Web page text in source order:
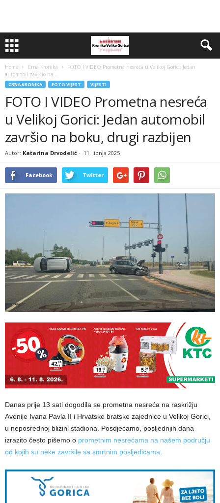
Home Crna Kronika
FOTO I VIDEO Prometna nesreća u Velikoj Gorici: Jedan
automobil završio na...
CRNA KRONIKA FOTO VIJEST VIJESTI
FOTO I VIDEO Prometna nesreća
u Velikoj Gorici: Jedan automobil
završio na boku, drugi razbijen
Autor: Katarina Drvodelić - 11. lipnja 2025
Facebook Twitter
Danas prije 13 sati dogodila se prometna nesreća na raskrižju
Avenije Ivana Pavla II i Hrvatske bratske zajednice u Velikoj Gorici,
u neposrednoj blizini stadiona. Posdjećamo, posljednjih dana
izrazito često pišemo o prometnim nesrećama na našem području
od kojih su neke završile sa smrtnim posljedicama.